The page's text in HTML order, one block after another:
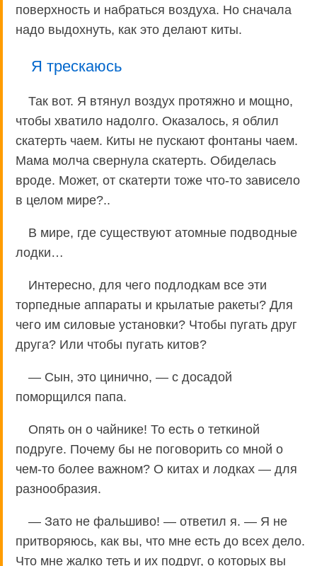
поверхность и набраться воздуха. Но сначала
надо выдохнуть, как это делают киты.
Я трескаюсь
Так вот. Я втянул воздух протяжно и мощно,
чтобы хватило надолго. Оказалось, я облил
скатерть чаем. Киты не пускают фонтаны чаем.
Мама молча свернула скатерть. Обиделась
вроде. Может, от скатерти тоже что-то зависело
в целом мире?..
В мире, где существуют атомные подводные
лодки…
Интересно, для чего подлодкам все эти
торпедные аппараты и крылатые ракеты? Для
чего им силовые установки? Чтобы пугать друг
друга? Или чтобы пугать китов?
— Сын, это цинично, — с досадой
поморщился папа.
Опять он о чайнике! То есть о теткиной
подруге. Почему бы не поговорить со мной о
чем-то более важном? О китах и лодках — для
разнообразия.
— Зато не фальшиво! — ответил я. — Я не
притворяюсь, как вы, что мне есть до всех дело.
Что мне жалко теть и их подруг, о которых вы